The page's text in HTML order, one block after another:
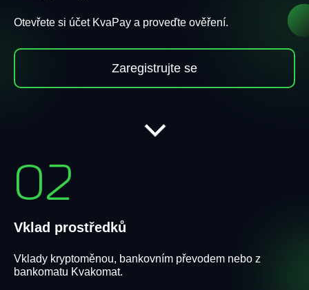
Otevřete si účet KvaPay a proveďte ověření.
Zaregistrujte se
02
Vklad prostředků
Vklady kryptoměnou, bankovním převodem nebo z
bankomatu Kvakomat.